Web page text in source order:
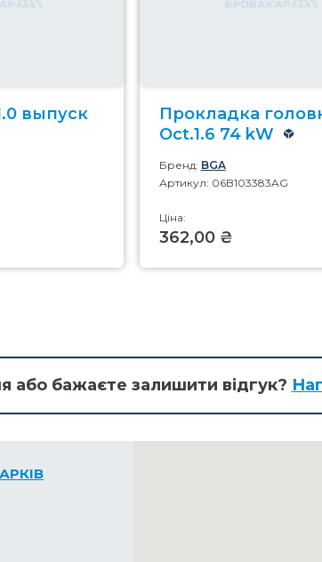
выпуск
Прокладка
Oct.1.6 74 kW
Бренд: BGA
Артикул: 06B103383AG
Ціна:
362,00 ₴
або бажаєте залишити відгук?